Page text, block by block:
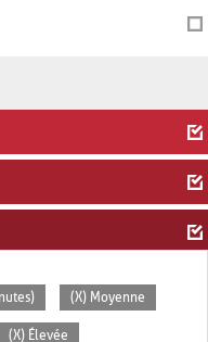
(X) Moyenne
(X) Élevée